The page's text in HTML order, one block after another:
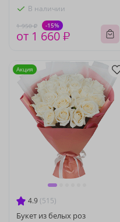
В наличии
1 950 ₽ -15%
от 1 660 ₽
4.9 (515)
Букет из белых роз
Акция